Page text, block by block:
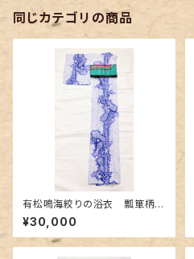
同じカテゴリの商品
有松鳴海絞りの浴衣 瓢箪柄
白地に明るい紫色
¥30,000